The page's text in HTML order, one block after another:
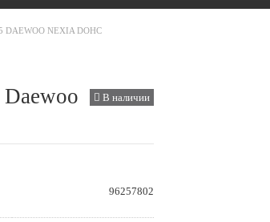
NEXIA DOHC
В наличии
96257802